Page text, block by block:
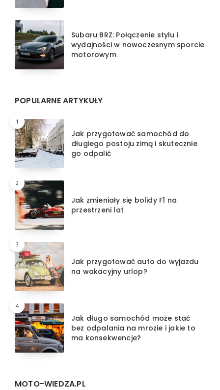
Subaru BRZ: Połączenie stylu i
wydajności w nowoczesnym sporcie
motorowym
POPULARNE ARTYKUŁY
1
Jak przygotować samochód do
długiego postoju zimą i skutecznie
go odpalić
2
Jak zmieniały się bolidy F1 na
przestrzeni lat
3
Jak przygotować auto do wyjazdu
na wakacyjny urlop?
4
Jak długo samochód może stać
bez odpalania na mrozie i jakie to
ma konsekwencje?
MOTO-WIEDZA.PL